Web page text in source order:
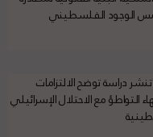
الوجود الفلسطيني
دراسة توضح الالتزامات
التواطؤ مع الاحتلال الإسرائيلي